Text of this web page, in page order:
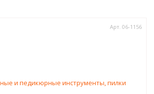
Арт. 06-1156